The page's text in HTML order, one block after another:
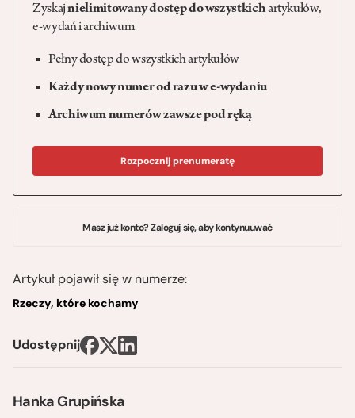
Hanka Grupińska
Zyskajnielimitowany dostęp do wszystkichartykułów,
e-wydań i archiwum
Pełny dostęp do wszystkich artykułów
Każdy nowy numer od razu w e-wydaniu
Archiwum numerów zawsze pod ręką
Rozpocznij prenumeratę
Masz już konto? Zaloguj się, aby kontynuuwać
Artykuł pojawił się w numerze:
Rzeczy, które kochamy
Udostępnij